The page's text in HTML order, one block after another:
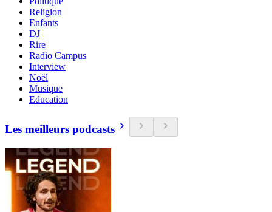
Religion
Enfants
DJ
Rire
Radio Campus
Interview
Noël
Musique
Education
Les meilleurs podcasts